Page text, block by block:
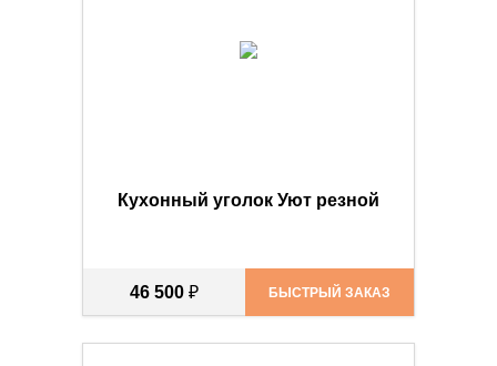
Кухонный уголок Уют резной
46 500 ₽ БЫСТРЫЙ ЗАКАЗ